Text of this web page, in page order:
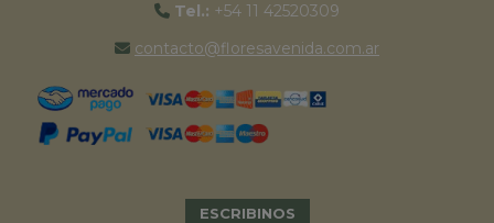
Tel.: +54 11 42520309
contacto@floresavenida.com.ar
ESCRIBINOS